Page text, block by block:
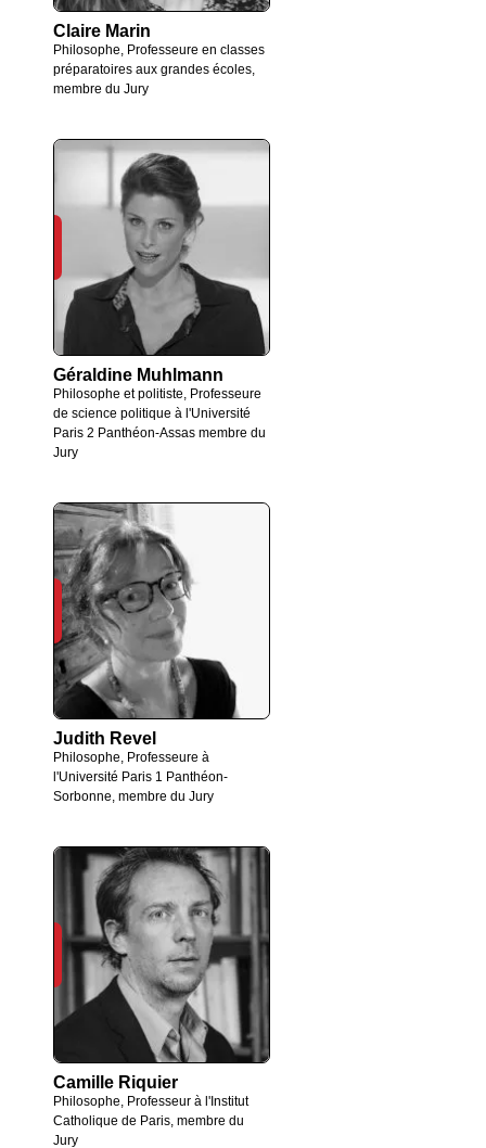
Claire Marin
Philosophe, Professeure en classes
préparatoires aux grandes écoles,
membre du Jury
Géraldine Muhlmann
Philosophe et politiste, Professeure
de science politique à l'Université
Paris 2 Panthéon-Assas membre du
Jury
Judith Revel
Philosophe, Professeure à
l'Université Paris 1 Panthéon-
Sorbonne, membre du Jury
Camille Riquier
Philosophe, Professeur à l'Institut
Catholique de Paris, membre du
Jury